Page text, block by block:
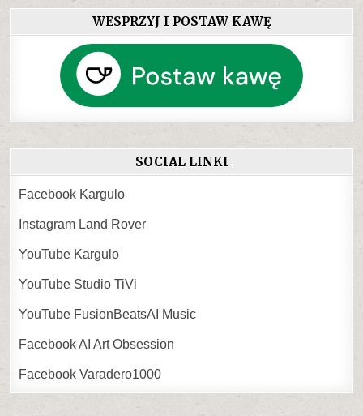
WESPRZYJ I POSTAW KAWĘ
SOCIAL LINKI
Facebook Kargulo
Instagram Land Rover
YouTube Kargulo
YouTube Studio TiVi
YouTube FusionBeatsAI Music
Facebook AI Art Obsession
Facebook Varadero1000